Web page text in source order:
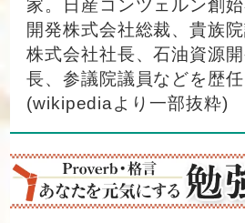
家。日産コンツェルン創
開発株式会社総裁、貴族
株式会社社長、石油資源
長、参議院議員などを歴任
(wikipediaより一部抜粋)